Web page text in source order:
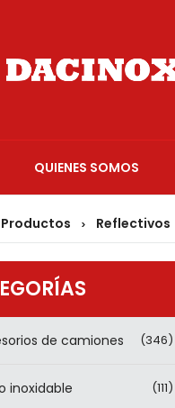
QUIENES SOMOS
Productos > Reflectivos
de camiones (346)
inoxidable (111)